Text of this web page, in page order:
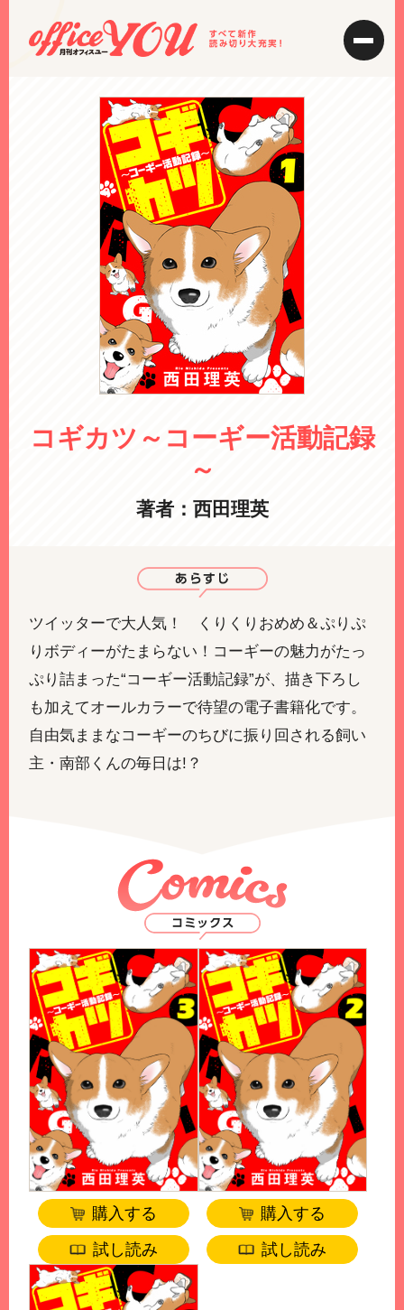
コギカツ～コーギー活動記録
～
著者：西田理英
ツイッターで大人気！ くりくりおめめ＆ぷりぷ
りボディーがたまらない！コーギーの魅力がたっ
ぷり詰まった“コーギー活動記録”が、描き下ろし
も加えてオールカラーで待望の電子書籍化です。
自由気ままなコーギーのちびに振り回される飼い
主・南部くんの毎日は!？
購入する
試し読み
購入する
試し読み